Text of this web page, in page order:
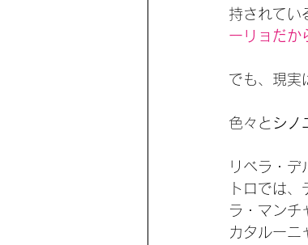
持されてい
ーリョだか
でも、現実
色々と シノ
リベラ・デ
トロでは、
ラ・マンチ
カタルーニ